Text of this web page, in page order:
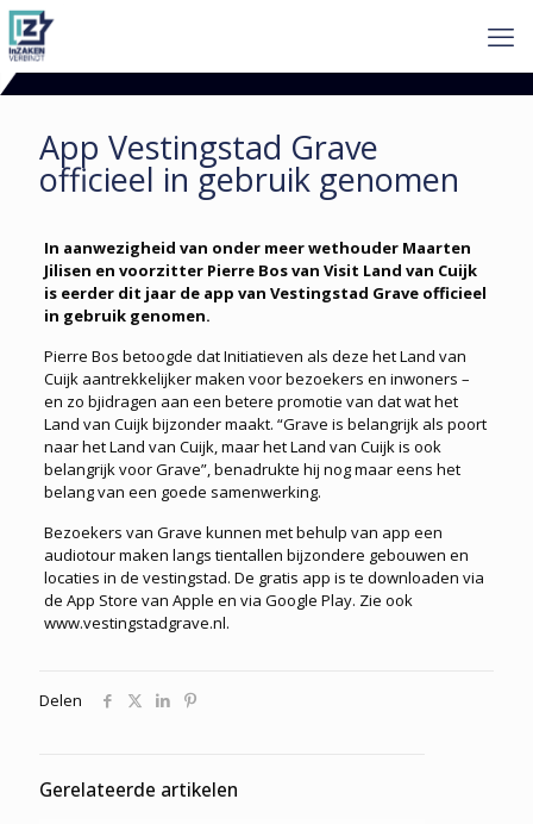
App Vestingstad Grave
officieel in gebruik genomen
In aanwezigheid van onder meer wethouder Maarten
Jilisen en voorzitter Pierre Bos van Visit Land van Cuijk
is eerder dit jaar de app van Vestingstad Grave officieel
in gebruik genomen.
Pierre Bos betoogde dat Initiatieven als deze het Land van
Cuijk aantrekkelijker maken voor bezoekers en inwoners –
en zo bjidragen aan een betere promotie van dat wat het
Land van Cuijk bijzonder maakt. “Grave is belangrijk als poort
naar het Land van Cuijk, maar het Land van Cuijk is ook
belangrijk voor Grave”, benadrukte hij nog maar eens het
belang van een goede samenwerking.
Bezoekers van Grave kunnen met behulp van app een
audiotour maken langs tientallen bijzondere gebouwen en
locaties in de vestingstad. De gratis app is te downloaden via
de App Store van Apple en via Google Play. Zie ook
www.vestingstadgrave.nl.
Delen
Gerelateerde artikelen